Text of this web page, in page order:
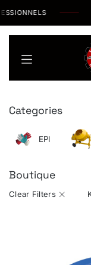
Categories
EPI
Boutique
Clear Filters